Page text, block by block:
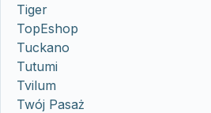
Tiger
TopEshop
Tuckano
Tutumi
Tvilum
Twój Pasaż